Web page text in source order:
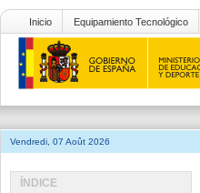
Inicio Equipamiento Tecnológico
Vendredi, 07 Août 2026
ÍNDICE